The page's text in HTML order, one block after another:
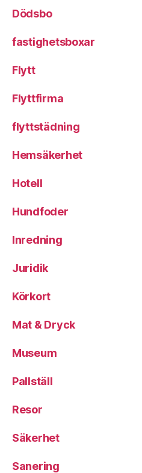
Dödsbo
fastighetsboxar
Flytt
Flyttfirma
flyttstädning
Hemsäkerhet
Hotell
Hundfoder
Inredning
Juridik
Körkort
Mat & Dryck
Museum
Pallställ
Resor
Säkerhet
Sanering